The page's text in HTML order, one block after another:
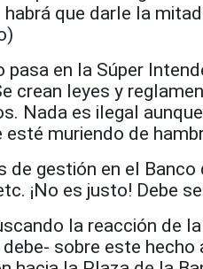
que darle la
pasa en la Súper
crean leyes y
Nada es ilegal
esté muriendo de
de gestión en el
¡No es justo! Debe
la reacción de
debe- sobre este